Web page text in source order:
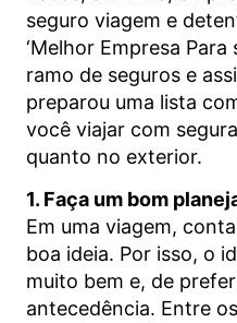
seguro viagem e
‘Melhor Empresa Para
ramo de seguros e
preparou uma lista
você viajar com
quanto no exterior.
1. Faça um bom
Em uma viagem,
boa ideia. Por isso, o
muito bem e, de
antecedência. Entre